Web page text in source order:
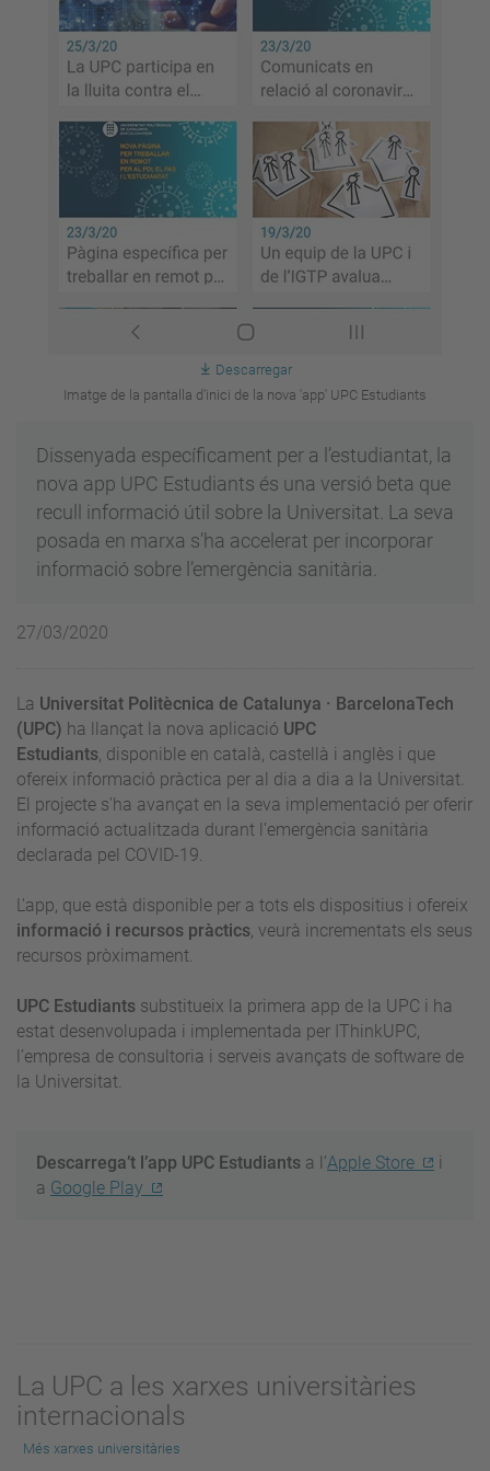
Descarregar
Imatge de la pantalla d'inici de la nova 'app' UPC Estudiants
Dissenyada específicament per a l’estudiantat, la
nova app UPC Estudiants és una versió beta que
recull informació útil sobre la Universitat. La seva
posada en marxa s’ha accelerat per incorporar
informació sobre l’emergència sanitària.
27/03/2020
La Universitat Politècnica de Catalunya · BarcelonaTech
(UPC) ha llançat la nova aplicació UPC
Estudiants, disponible en català, castellà i anglès i que
ofereix informació pràctica per al dia a dia a la Universitat.
El projecte s'ha avançat en la seva implementació per oferir
informació actualitzada durant l’emergència sanitària
declarada pel COVID-19.
L'app, que està disponible per a tots els dispositius i ofereix
informació i recursos pràctics, veurà incrementats els seus
recursos pròximament.
UPC Estudiants substitueix la primera app de la UPC i ha
estat desenvolupada i implementada per IThinkUPC,
l’empresa de consultoria i serveis avançats de software de
la Universitat.
Descarrega’t l’app UPC Estudiants a l’Apple Store
i
a Google Play
La UPC a les xarxes universitàries
internacionals
Més xarxes universitàries